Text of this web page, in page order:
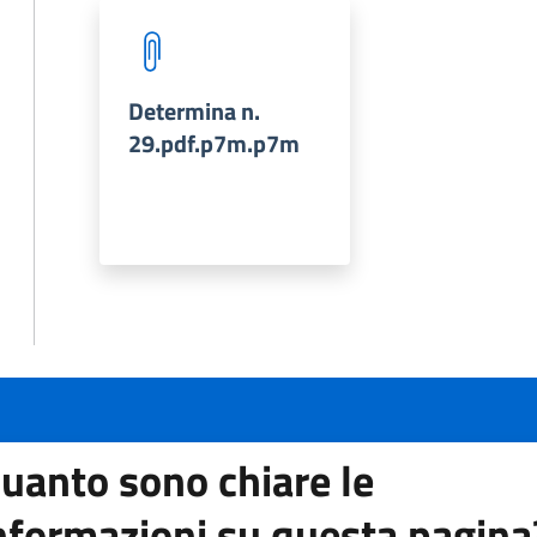
Determina n.
29.pdf.p7m.p7m
sono chiare le